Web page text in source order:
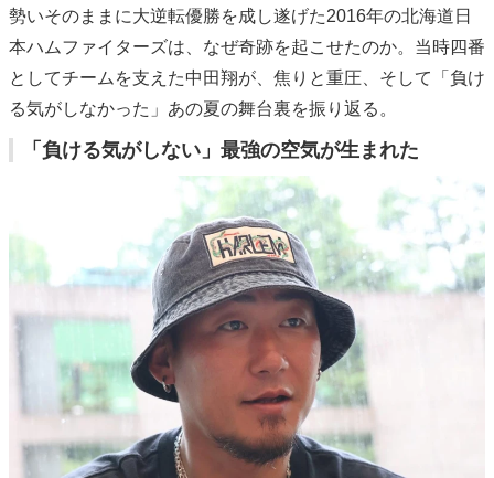
勢いそのままに大逆転優勝を成し遂げた2016年の北海道日
本ハムファイターズは、なぜ奇跡を起こせたのか。当時四番
としてチームを支えた中田翔が、焦りと重圧、そして「負け
る気がしなかった」あの夏の舞台裏を振り返る。
「負ける気がしない」最強の空気が生まれた